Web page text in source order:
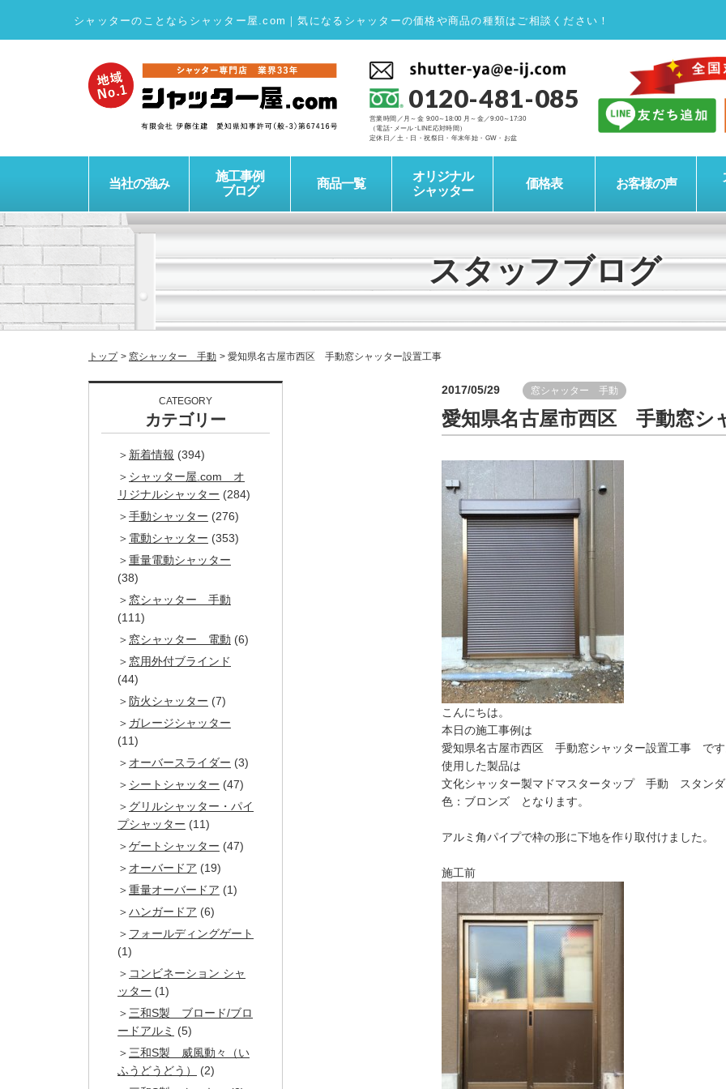
シャッターのことならシャッター屋.com ｜気になるシャッターの価格や商品の種類はご相談ください！
0120-481-085
営業時間／月～金 9:00～18:00 月～金／9:00～17:30
（電話･メール･LINE応対時間）
定休日／土・日・祝祭日・年末年始・GW・お盆
当社の強み
施工事例
ブログ
商品一覧
オリジナル
シャッター
価格表 お客様の声
スタッフブログ
トップ 窓シャッター 手動 愛知県名古屋市西区 手動窓シャッター設置工事
2017/05/29 窓シャッター 手動
愛知県名古屋市西区 手動窓シ
こんにちは。
本日の施工事例は
愛知県名古屋市西区 手動窓シャッター設置工事 です
使用した製品は
文化シャッター製マドマスタータップ 手動 スタンダ
色：ブロンズ となります。
アルミ角パイプで枠の形に下地を作り取付けました。
施工前
CATEGORY
カテゴリー
新着情報 (394)
シャッター屋.com オ
リジナルシャッター (284)
手動シャッター (276)
電動シャッター (353)
重量電動シャッター
(38)
窓シャッター 手動
(111)
窓シャッター 電動 (6)
窓用外付ブラインド
(44)
防火シャッター (7)
ガレージシャッター
(11)
オーバースライダー (3)
シートシャッター (47)
グリルシャッター・パイ
プシャッター (11)
ゲートシャッター (47)
オーバードア (19)
重量オーバードア (1)
ハンガードア (6)
フォールディングゲート
(1)
コンビネーション シャ
ッター (1)
三和S製 ブロード/ブロ
ードアルミ (5)
三和S製 威風動々（い
ふうどうどう）
(2)